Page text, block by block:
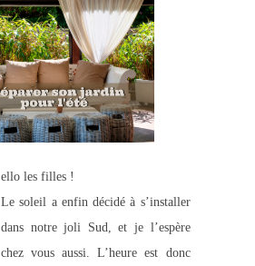
ello les filles !
Le soleil a enfin décidé à s’installer
dans notre joli Sud, et je l’espère
chez vous aussi. L’heure est donc